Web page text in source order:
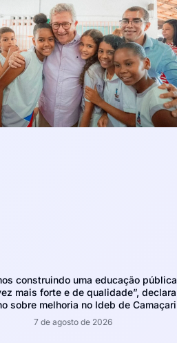
construindo uma educação pública
mais forte e de qualidade”, declara
sobre melhoria no Ideb de Camaçari
7 de agosto de 2026